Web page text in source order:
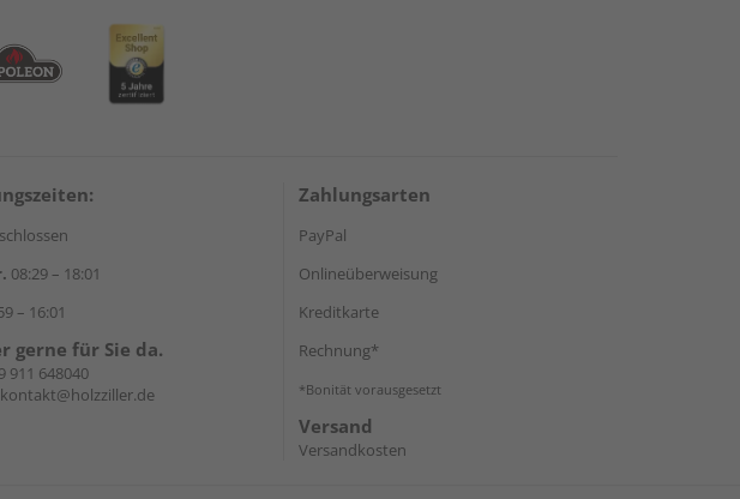
08:29 – 18:01
– 16:01
gerne für Sie da.
911 648040
kontakt@holzziller.de
Zahlungsarten
PayPal
Onlineüberweisung
Kreditkarte
Rechnung*
*Bonität vorausgesetzt
Versand
Versandkosten